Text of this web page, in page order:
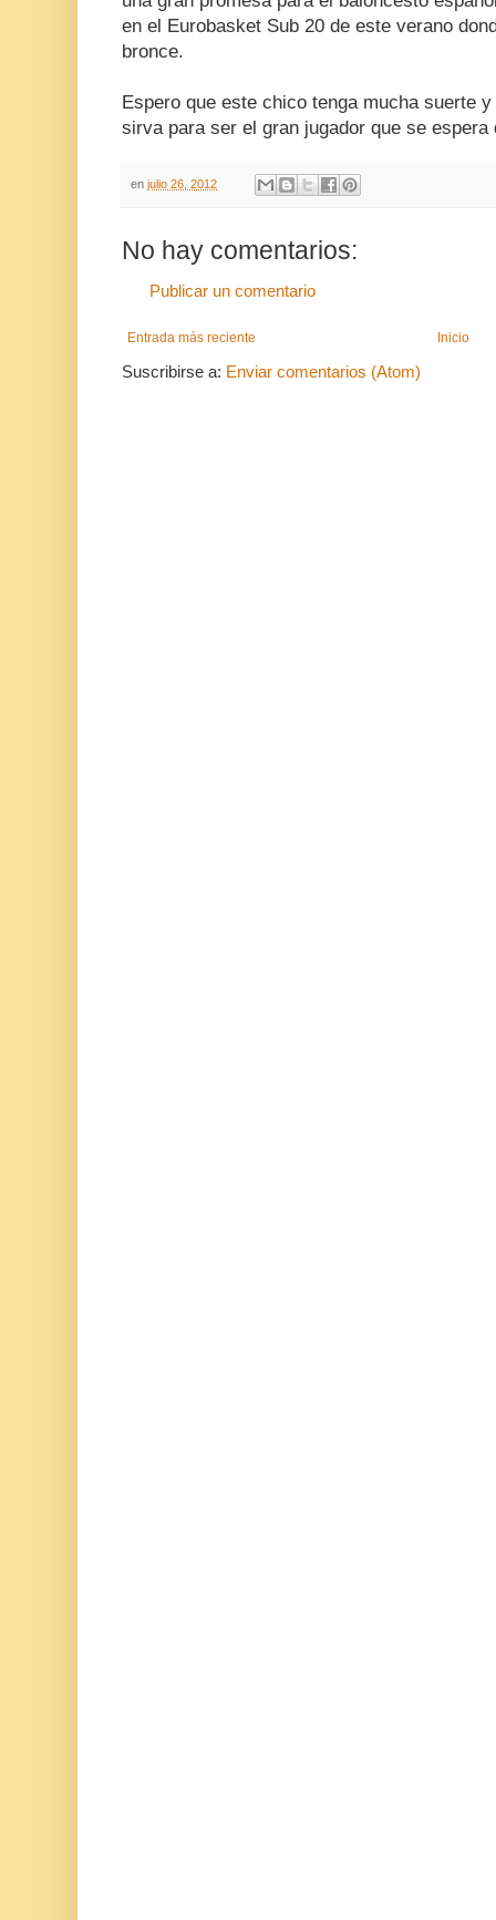
en el Eurobasket Sub 20 de este verano
bronce.
Espero que este chico tenga mucha suerte
sirva para ser el gran jugador que se espera
en julio 26, 2012
No hay comentarios:
Publicar un comentario
Entrada más reciente Inicio
Suscribirse a: Enviar comentarios (Atom)